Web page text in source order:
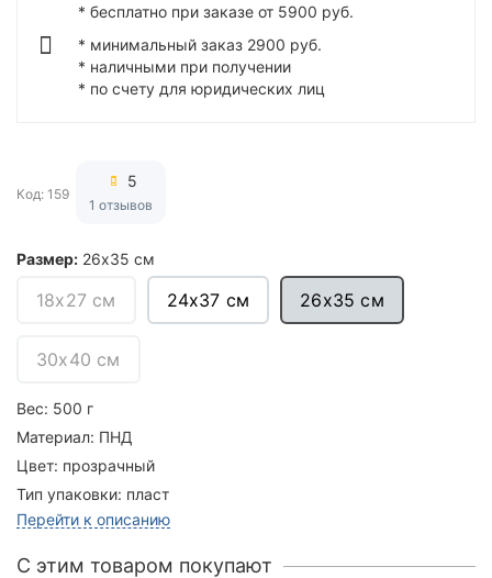
Размер: 26х35 см
18x27 см 24x37 см 26х35 см
30х40 см
Вес: 500 г
Материал: ПНД
Цвет: прозрачный
Тип упаковки: пласт
Перейти к описанию
* бесплатно при заказе от 5900 руб.
* минимальный заказ 2900 руб.
* наличными при получении
* по счету для юридических лиц
Код: 159
5
1 отзывов
C этим товаром покупают